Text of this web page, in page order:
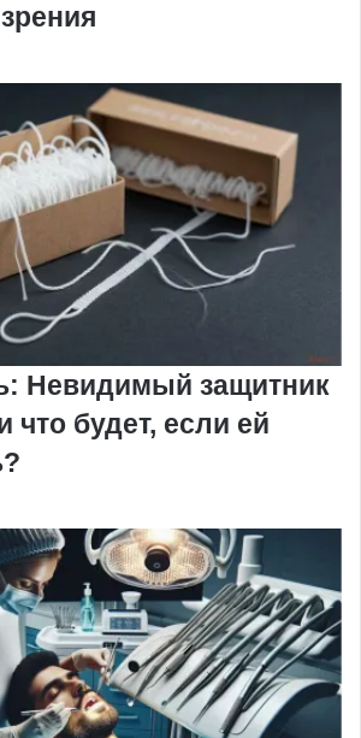
Невидимый защитник
что будет, если ей